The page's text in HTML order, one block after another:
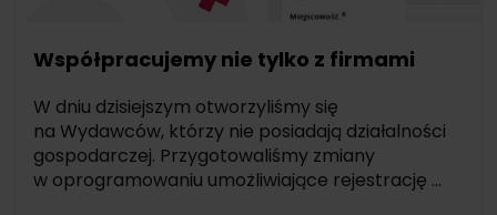
Współpracujemy nie tylko z firmami
W dniu dzisiejszym otworzyliśmy się
na Wydawców, którzy nie posiadają działalności
gospodarczej. Przygotowaliśmy zmiany
w oprogramowaniu umożliwiające rejestrację ...